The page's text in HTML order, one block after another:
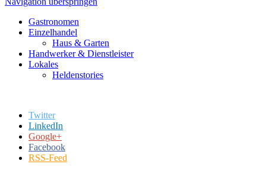
Gastronomen
Einzelhandel
Haus & Garten
Handwerker & Dienstleister
Lokales
Heldenstories
Twitter
LinkedIn
Google+
Facebook
RSS-Feed